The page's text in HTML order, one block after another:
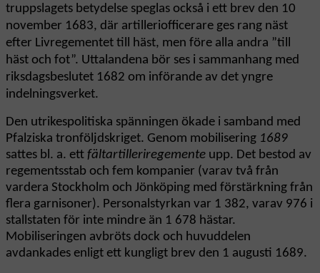
truppslagets betydelse speglas också i ett brev den 10
november 1683, där artilleriofficerare ges rang näst
efter Livregementet till häst, men före alla andra ”till
häst och fot”. Uttalandena bör ses i sammanhang med
riksdagsbeslutet 1682 om införande av det yngre
indelningsverket.
Den utrikespolitiska spänningen ökade i samband med
Pfalziska tronföljdskriget. Genom mobilisering 1689
sattes bl. a. ett fältartilleriregemente upp. Det bestod av
regementsstab och fem kompanier (varav två från
vardera Stockholm och Jönköping med förstärkning från
flera garnisoner). Personalstyrkan var 1 382, varav 976 i
stallstaten för inte mindre än 1 678 hästar.
Mobiliseringen avbröts dock och huvuddelen
avdankades enligt ett kungligt brev den 1 augusti 1689.